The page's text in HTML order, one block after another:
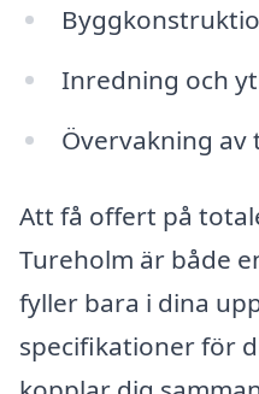
Inredning och
Övervakning
Att få offert på
Tureholm är både
fyller bara i dina
specifikationer för